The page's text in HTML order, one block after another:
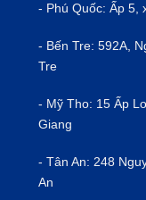
- Phú Quốc: Ấp 5,
- Bến Tre: 592A,
Tre
- Mỹ Tho: 15 Ấp
Giang
- Tân An: 248
An